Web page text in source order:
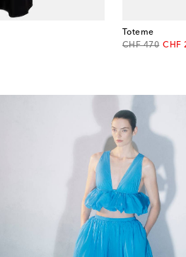
Toteme
CHF 470
original price
CHF